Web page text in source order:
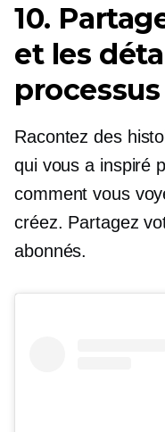
10.
et les
Racontez des
qui vous a inspiré
comment vous
créez. Partagez
abonnés.